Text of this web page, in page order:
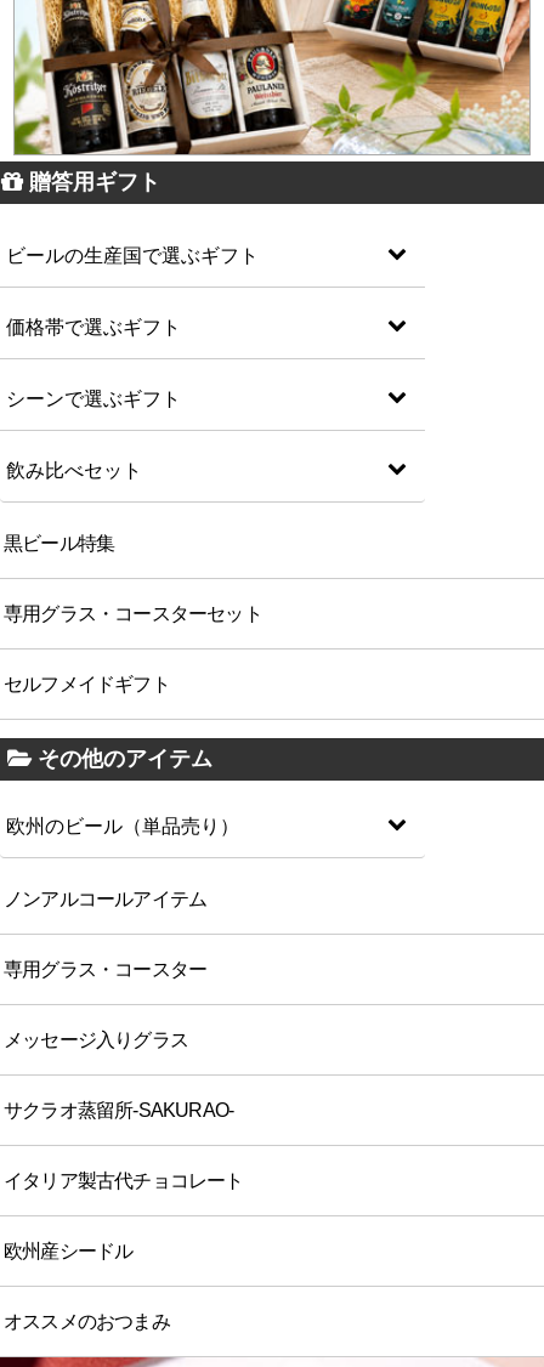
贈答用ギフト
ビールの生産国で選ぶギフト
価格帯で選ぶギフト
シーンで選ぶギフト
飲み比べセット
黒ビール特集
専用グラス・コースターセット
セルフメイドギフト
その他のアイテム
欧州のビール（単品売り）
ノンアルコールアイテム
専用グラス・コースター
メッセージ入りグラス
サクラオ蒸留所-SAKURAO-
イタリア製古代チョコレート
欧州産シードル
オススメのおつまみ